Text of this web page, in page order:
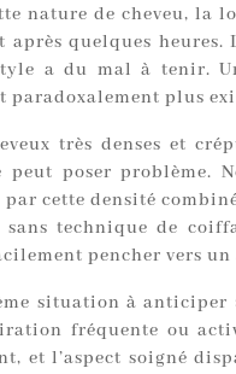
nature de cheveu, la
après quelques
a du mal à tenir.
paradoxalement plus
très denses et
peut poser problème.
par cette densité
sans technique de
pencher vers
situation à anticiper
fréquente ou
et l’aspect soigné